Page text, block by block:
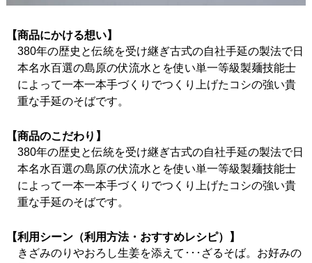
【商品にかける想い】
380年の歴史と伝統を受け継ぎ古式の自社手延の製法で日
本名水百選の島原の伏流水とを使い単一等級製麺技能士
によって一本一本手づくりでつくり上げたコシの強い貴
重な手延のそばです。
【商品のこだわり】
380年の歴史と伝統を受け継ぎ古式の自社手延の製法で日
本名水百選の島原の伏流水とを使い単一等級製麺技能士
によって一本一本手づくりでつくり上げたコシの強い貴
重な手延のそばです。
【利用シーン（利用方法・おすすめレシピ）】
きざみのりやおろし生姜を添えて･･･ざるそば。お好みの